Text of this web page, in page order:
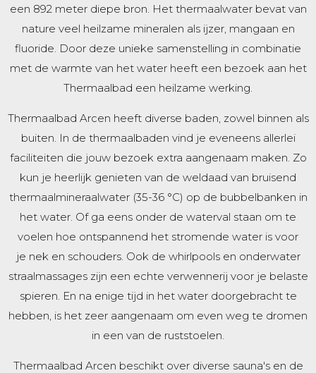
een 892 meter diepe bron. Het thermaalwater bevat van
nature veel heilzame mineralen als ijzer, mangaan en
fluoride. Door deze unieke samenstelling in combinatie
met de warmte van het water heeft een bezoek aan het
Thermaalbad een heilzame werking.
Thermaalbad Arcen heeft diverse baden, zowel binnen als
buiten. In de thermaalbaden vind je eveneens allerlei
faciliteiten die jouw bezoek extra aangenaam maken. Zo
kun je heerlijk genieten van de weldaad van bruisend
thermaalmineraalwater (35-36 °C) op de bubbelbanken in
het water. Of ga eens onder de waterval staan om te
voelen hoe ontspannend het stromende water is voor
je nek en schouders. Ook de whirlpools en onderwater
straalmassages zijn een echte verwennerij voor je belaste
spieren. En na enige tijd in het water doorgebracht te
hebben, is het zeer aangenaam om even weg te dromen
in een van de ruststoelen.
Thermaalbad Arcen beschikt over diverse sauna's en de